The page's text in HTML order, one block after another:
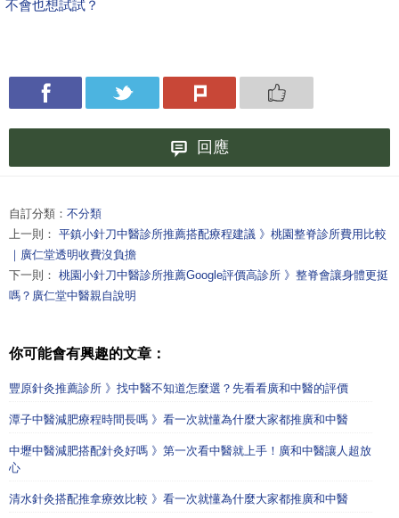
不會也想試試？
回應
自訂分類： 不分類
上一則： 平鎮小針刀中醫診所推薦搭配療程建議 》桃園整脊診所費用比較
｜廣仁堂透明收費沒負擔
下一則： 桃園小針刀中醫診所推薦Google評價高診所 》整脊會讓身體更挺
嗎？廣仁堂中醫親自說明
你可能會有興趣的文章：
豐原針灸推薦診所 》找中醫不知道怎麼選？先看看廣和中醫的評價
潭子中醫減肥療程時間長嗎 》看一次就懂為什麼大家都推廣和中醫
中壢中醫減肥搭配針灸好嗎 》第一次看中醫就上手！廣和中醫讓人超放
心
清水針灸搭配推拿療效比較 》看一次就懂為什麼大家都推廣和中醫